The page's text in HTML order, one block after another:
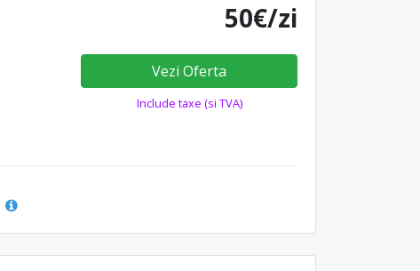
50€/zi
Vezi Oferta
Include taxe (si TVA)